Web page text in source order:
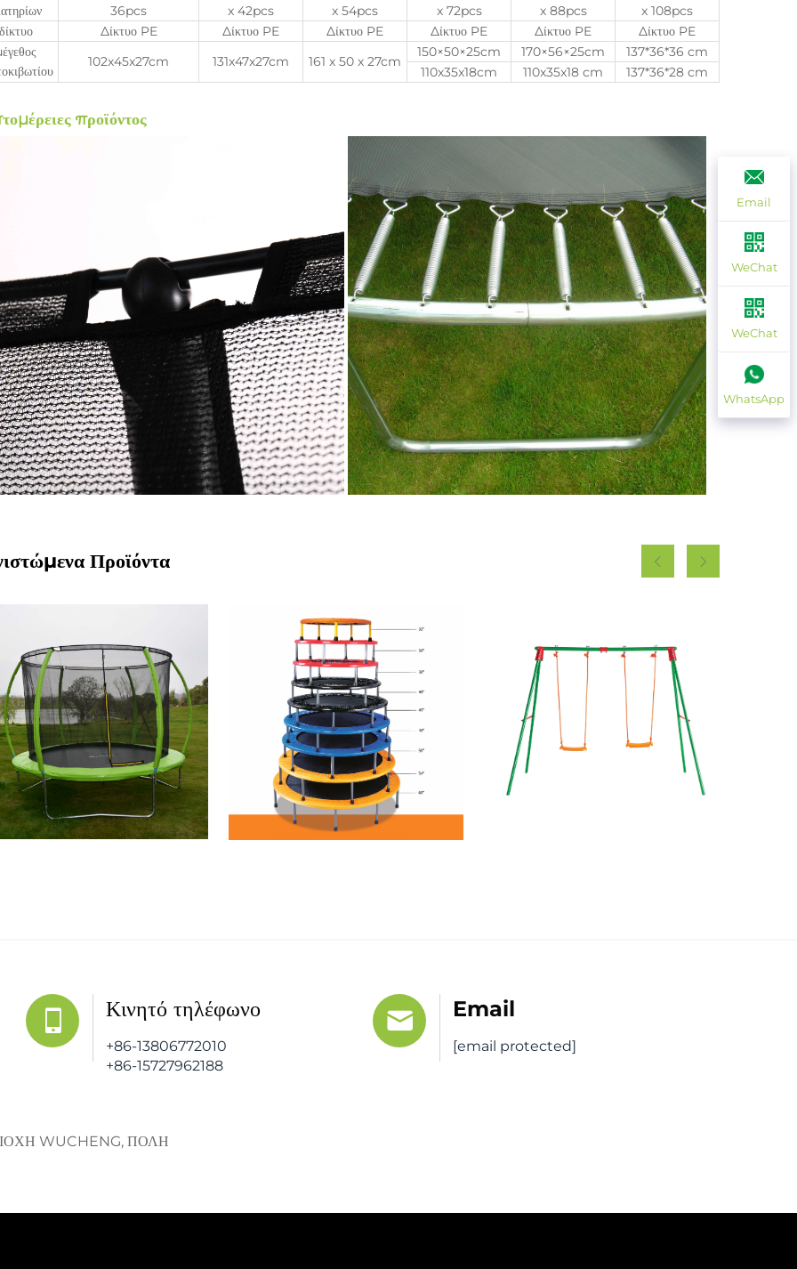
36pcs
x 42pcs
x 54pcs
x 72pcs
x 88pcs
x 108pcs
Δίκτυο PE Δίκτυο PE Δίκτυο PE Δίκτυο PE Δίκτυο PE
Δίκτυο PE
102x45x27cm 131x47x27cm 161 x 50 x 27cm
150×50×25cm 170×56×25cm
137*36*36 cm
110x35x18cm
110x35x18 cm 137*36*28 cm
προϊόντος
Προϊόντα
Email
WeChat
WeChat
WhatsApp
Κινητό τηλέφωνο
+86-13806772010
+86-15727962188
Email
[email protected]
WUCHENG, ΠΟΛΗ